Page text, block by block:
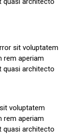
sit voluptatem
rem aperiam
quasi architecto
voluptatem
rem aperiam
quasi architecto